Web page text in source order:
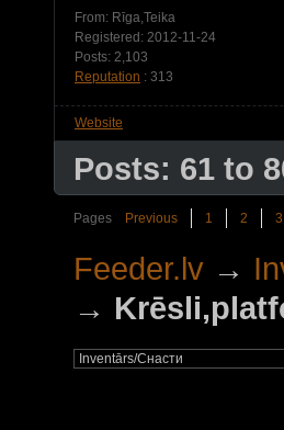
From: Rīga,Teika
Registered: 2012-11-24
Posts: 2,103
Reputation : 313
Website
Posts: 61 to
Pages Previous 1 2 3
Feeder.lv →
→